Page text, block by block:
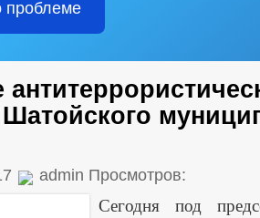
проблеме
admin Просмотров:
Сегодня под